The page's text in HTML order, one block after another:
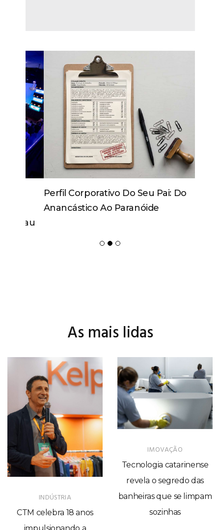
Perfil Corporativo Do Seu Pai: Do
Anancástico Ao Paranóide
As mais lidas
INDÚSTRIA
CTM celebra 18 anos
impulsionando a
IMOVAÇÃO
Tecnologia catarinense
revela o segredo das
banheiras que se limpam
sozinhas